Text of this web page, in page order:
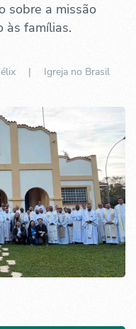
sobre a missão
às famílias.
| Igreja no Brasil